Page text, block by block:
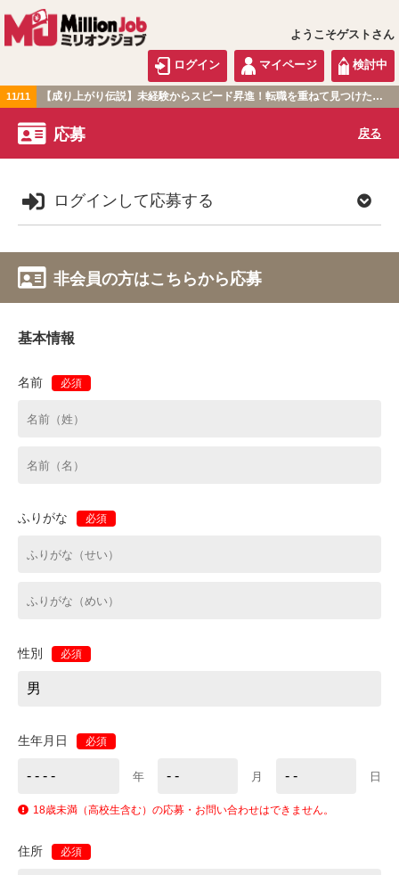
ようこそゲストさん
ログイン マイページ 検討中
11/11 【成り上がり伝説】未経験からスピード昇進！転職を重ねて見つけた『本当に働きやすい職場』とは？
関東版
応募 戻る
ログインして応募する
非会員の方はこちらから応募
基本情報
名前 必須
ふりがな 必須
性別 必須
生年月日 必須
年 月 日
18歳未満（高校生含む）の応募・お問い合わせはできません。
住所 必須